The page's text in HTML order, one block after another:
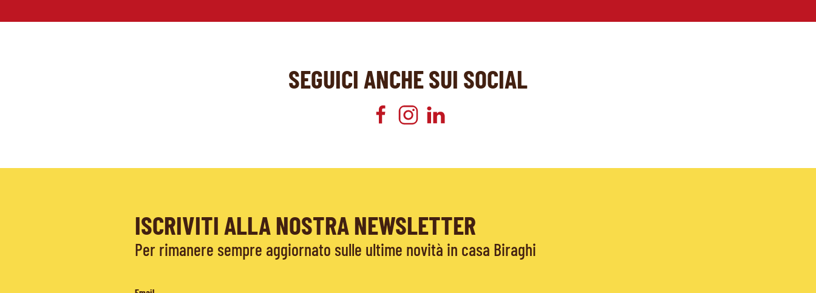
SEGUICI ANCHE SUI SOCIAL
ISCRIVITI ALLA NOSTRA NEWSLETTER
Per rimanere sempre aggiornato sulle ultime novità in casa Biraghi